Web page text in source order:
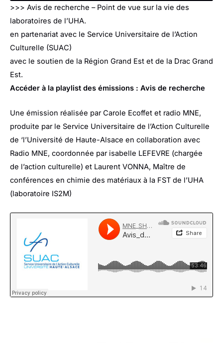
>>> Avis de recherche – Point de vue sur la vie des
laboratoires de l’UHA.
en partenariat avec le Service Universitaire de l’Action
Culturelle (SUAC)
avec le soutien de la Région Grand Est et de la Drac Grand
Est.
Accéder à la playlist des émissions : Avis de recherche
Une émission réalisée par Carole Ecoffet et radio MNE,
produite par le Service Universitaire de l’Action Culturelle
de ‘l’Université de Haute-Alsace en collaboration avec
Radio MNE, coordonnée par isabelle LEFEVRE (chargée
de l’action culturelle) et Laurent VONNA, Maître de
conférences en chimie des matériaux à la FST de l’UHA
(laboratoire IS2M)